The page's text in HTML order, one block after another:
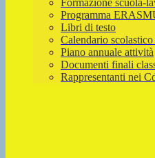
Formazione scuola-
Programma
Libri di testo
Calendario
Piano annuale attività
Documenti finali
Rappresentanti nei